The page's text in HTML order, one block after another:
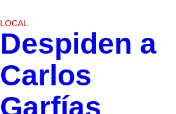
LOCAL
Despiden a
Carlos
Garfías